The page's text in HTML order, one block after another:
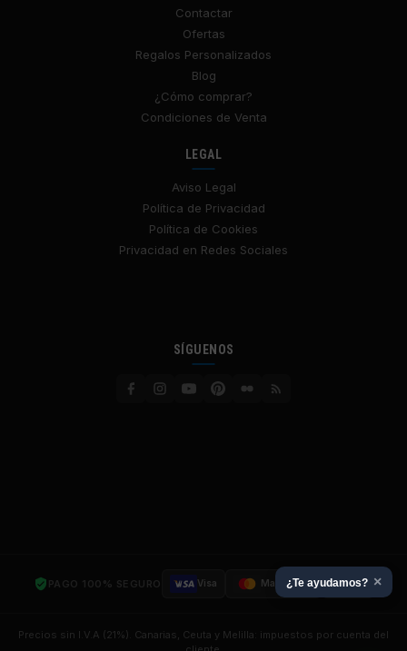
Contactar
Ofertas
Regalos Personalizados
Blog
¿Cómo comprar?
Condiciones de Venta
LEGAL
Aviso Legal
Política de Privacidad
Política de Cookies
Privacidad en Redes Sociales
SÍGUENOS
PAGO 100% SEGURO Visa Mastercard SSL
Precios sin I.V.A (21%). Canarias, Ceuta y Melilla: impuestos por cuenta del
¿Te ayudamos? ×